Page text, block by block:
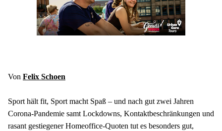
Von Felix Schoen
Sport hält fit, Sport macht Spaß – und nach gut zwei Jahren
Corona-Pandemie samt Lockdowns, Kontaktbeschränkungen und
rasant gestiegener Homeoffice-Quoten tut es besonders gut,